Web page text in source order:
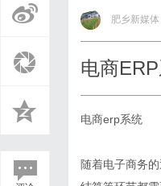
›
肥乡新媒体
电商
电商erp系统
随着电子商务